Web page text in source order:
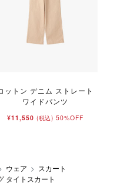
ットン デニム ストレート
ワイドパンツ
¥11,550 (税込) 50%OFF
ウェア
スカート
タイトスカート